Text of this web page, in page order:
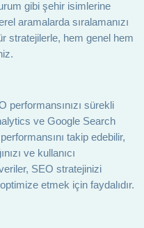
gibi şehir isimlerine
aramalarda sıralamanızı
stratejilerle, hem genel hem
performansınızı sürekli
ve Google Search
takip edebilir,
ve kullanıcı
SEO stratejinizi
etmek için faydalıdır.